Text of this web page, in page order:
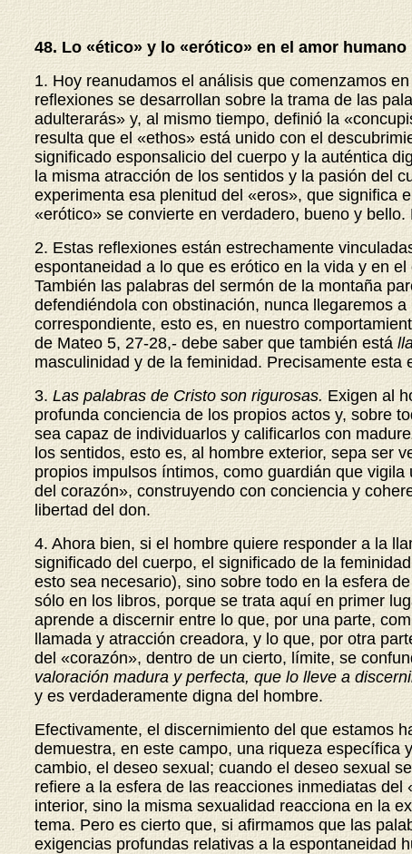
48. Lo «ético» y lo «erótico» en el amor humano
1. Hoy reanudamos el análisis que comenzamos
reflexiones se desarrollan sobre la trama de las
adulterarás» y, al mismo tiempo, definió la
resulta que el «ethos» está unido con el
significado esponsalicio del cuerpo y la auténtica
la misma atracción de los sentidos y la pasión del
experimenta esa plenitud del «eros», que significa
«erótico» se convierte en verdadero, bueno y
2. Estas reflexiones están estrechamente
espontaneidad a lo que es erótico en la vida y en
También las palabras del sermón de la montaña
defendiéndola con obstinación, nunca llegaremos
correspondiente, esto es, en nuestro
de Mateo 5, 27-28,- debe saber que también está
masculinidad y de la feminidad. Precisamente
3. Las palabras de Cristo son rigurosas. Exigen al
profunda conciencia de los propios actos y, sobre
sea capaz de individuarlos y calificarlos con
los sentidos, esto es, al hombre exterior, sepa ser
propios impulsos íntimos, como guardián que
del corazón», construyendo con conciencia y
libertad del don.
4. Ahora bien, si el hombre quiere responder a la
significado del cuerpo, el significado de la
esto sea necesario), sino sobre todo en la esfera de
sólo en los libros, porque se trata aquí en primer
aprende a discernir entre lo que, por una parte,
llamada y atracción creadora, y lo que, por otra
del «corazón», dentro de un cierto, límite, se
valoración madura y perfecta, que lo lleve a
y es verdaderamente digna del hombre.
Efectivamente, el discernimiento del que estamos
demuestra, en este campo, una riqueza específica
cambio, el deseo sexual; cuando el deseo sexual
refiere a la esfera de las reacciones inmediatas
interior, sino la misma sexualidad reacciona en la
tema. Pero es cierto que, si afirmamos que las
exigencias profundas relativas a la espontaneidad